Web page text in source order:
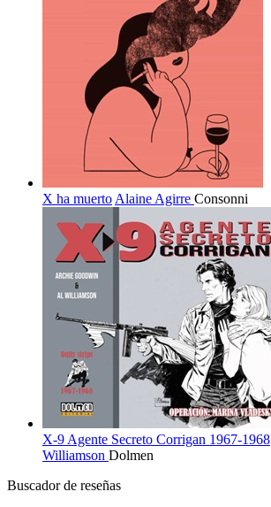
X ha muerto Alaine Agirre Consonni
X-9 Agente Secreto Corrigan 1967-1968
Williamson Dolmen
Buscador de reseñas